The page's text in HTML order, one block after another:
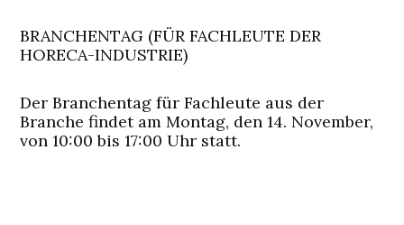
BRANCHENTAG (FÜR FACHLEUTE DER
HORECA-INDUSTRIE)
Der Branchentag für Fachleute aus der
Branche findet am Montag, den 14. November,
von 10:00 bis 17:00 Uhr statt.